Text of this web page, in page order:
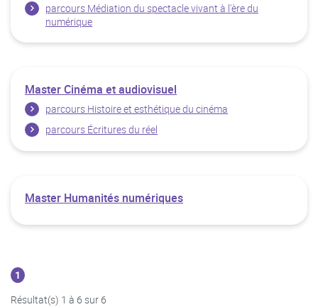
parcours Médiation du spectacle vivant à l'ère du
numérique
Master Cinéma et audiovisuel
parcours Histoire et esthétique du cinéma
parcours Écritures du réel
Master Humanités numériques
1
Résultat(s) 1 à 6 sur 6